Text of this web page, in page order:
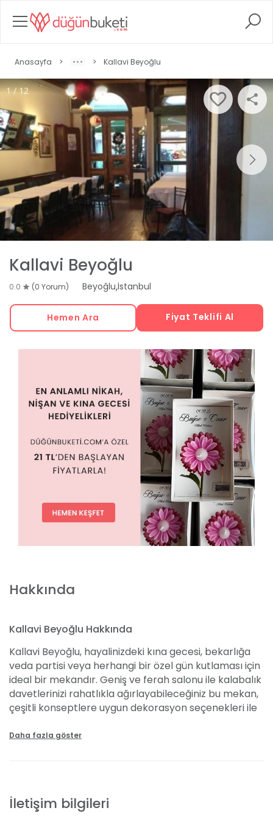
Anasayfa > > Kallavi Beyoğlu
1 / 12
Kallavi Beyoğlu
0.0 (0 Yorum) Beyoğlu,İstanbul
Hemen Ara Fiyat Teklifi Al
Hakkında
Kallavi Beyoğlu Hakkında
Kallavi Beyoğlu, hayalinizdeki kına gecesi, bekarlığa
veda partisi veya herhangi bir özel gün kutlaması için
ideal bir mekandır. Geniş ve ferah salonu ile kalabalık
davetlerinizi rahatlıkla ağırlayabileceğiniz bu mekan,
çeşitli konseptlere uygun dekorasyon seçenekleri ile
yemekli ister yemeksiz etkinlikler düzenleyebilir,
Beyoğlu'nun ferah ve şık salonunda sevdiklerinizle
Daha fazla göster
İletişim bilgileri